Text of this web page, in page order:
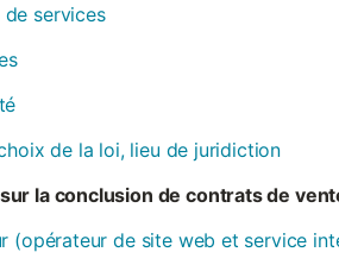
de services
de la loi, lieu de juridiction
la conclusion de contrats de
(opérateur de site web et service